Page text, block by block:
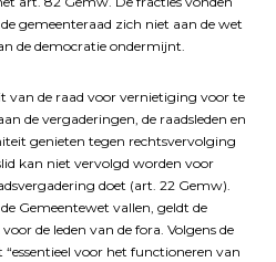
gemeenteraad zich niet aan de wet
de democratie ondermijnt.
van de raad voor vernietiging voor te
de vergaderingen, de raadsleden en
genieten tegen rechtsvervolging
kan niet vervolgd worden voor
doet (art. 22 Gemw).
Gemeentewet vallen, geldt de
de leden van de fora. Volgens de
voor het functioneren van